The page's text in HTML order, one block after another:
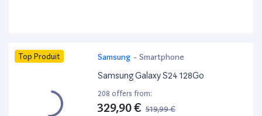
Top Produit Samsung - Smartphone
Samsung Galaxy S24 128Go
208 offers from:
329,90 € 519,99 €